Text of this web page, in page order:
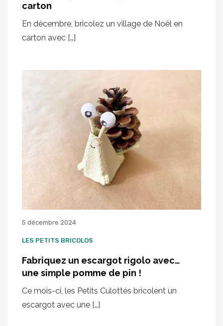
carton
En décembre, bricolez un village de Noël en
carton avec […]
5 décembre 2024
LES PETITS BRICOLOS
Fabriquez un escargot rigolo avec…
une simple pomme de pin !
Ce mois-ci, les Petits Culottés bricolent un
escargot avec une […]